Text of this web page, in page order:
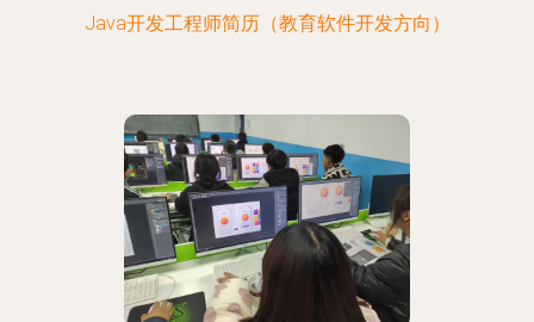
Java开发工程师简历（教育软件开发方向）